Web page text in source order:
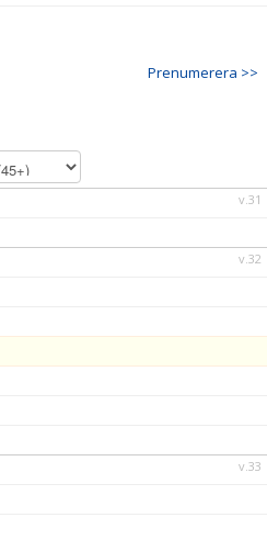
Prenumerera >>
v.31
v.32
v.33